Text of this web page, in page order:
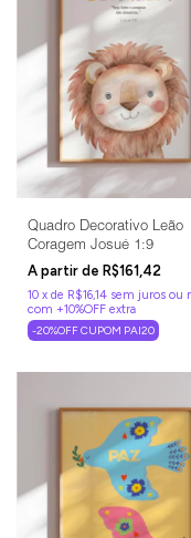
Quadro Decorativo Leão
Coragem Josué 1:9
R$161,42
10 x de R$16,14 sem juros
-20%OFF CUPOM PAI20